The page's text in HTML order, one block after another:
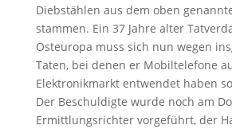
Diebstählen aus dem oben
stammen. Ein 37 Jahre alter
Osteuropa muss sich nun wegen
Taten, bei denen er Mobiltelefone
Elektronikmarkt entwendet haben
Der Beschuldigte wurde noch am
Ermittlungsrichter vorgeführt, der